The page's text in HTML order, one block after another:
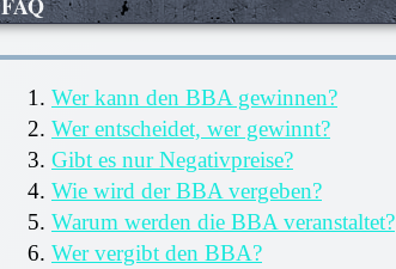
Wer kann den BBA gewinnen?
Wer entscheidet, wer gewinnt?
Gibt es nur Negativpreise?
Wie wird der BBA vergeben?
Warum werden die BBA veranstaltet?
Wer vergibt den BBA?